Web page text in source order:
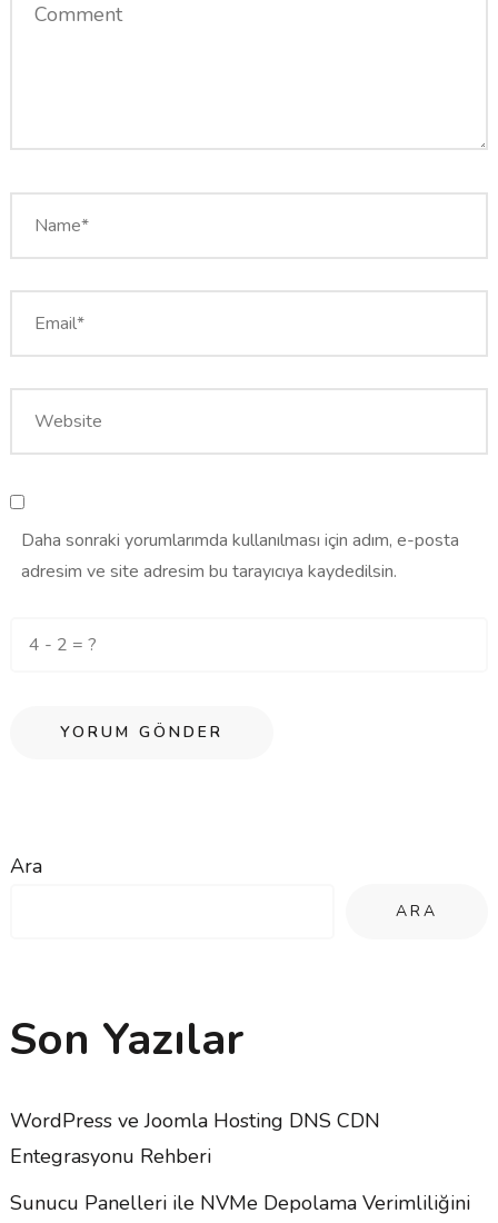
Daha sonraki yorumlarımda kullanılması için adım, e-posta
adresim ve site adresim bu tarayıcıya kaydedilsin.
Ara
ARA
Son Yazılar
WordPress ve Joomla Hosting DNS CDN
Entegrasyonu Rehberi
Sunucu Panelleri ile NVMe Depolama Verimliliğini